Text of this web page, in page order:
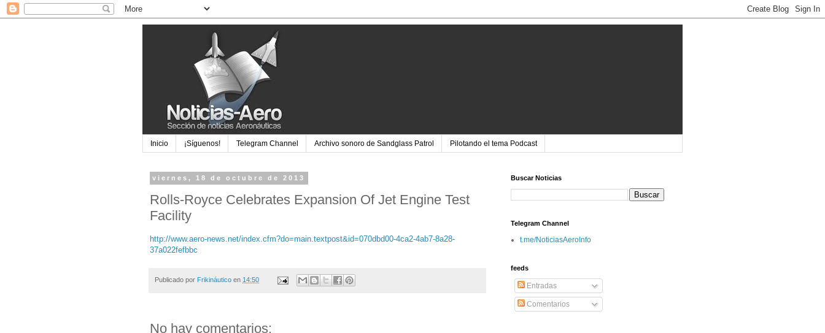
Inicio ¡Síguenos! Telegram Channel Archivo sonoro de Sandglass Patrol Pilotando el tema Podcast
viernes, 18 de octubre de 2013
Rolls-Royce Celebrates Expansion Of Jet Engine Test
Facility
http://www.aero-news.net/index.cfm?do=main.textpost&id=070dbd00-4ca2-4ab7-8a28-
37a022fefbbc
Publicado por Frikináutico en 14:50
No hay comentarios:
Buscar Noticias
Telegram Channel
t.me/NoticiasAeroInfo
feeds
Entradas
Comentarios